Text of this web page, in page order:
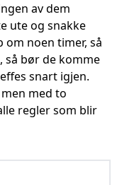
av dem
ute og snakke
om noen timer, så
så bør de komme
snart igjen.
med to
regler som blir